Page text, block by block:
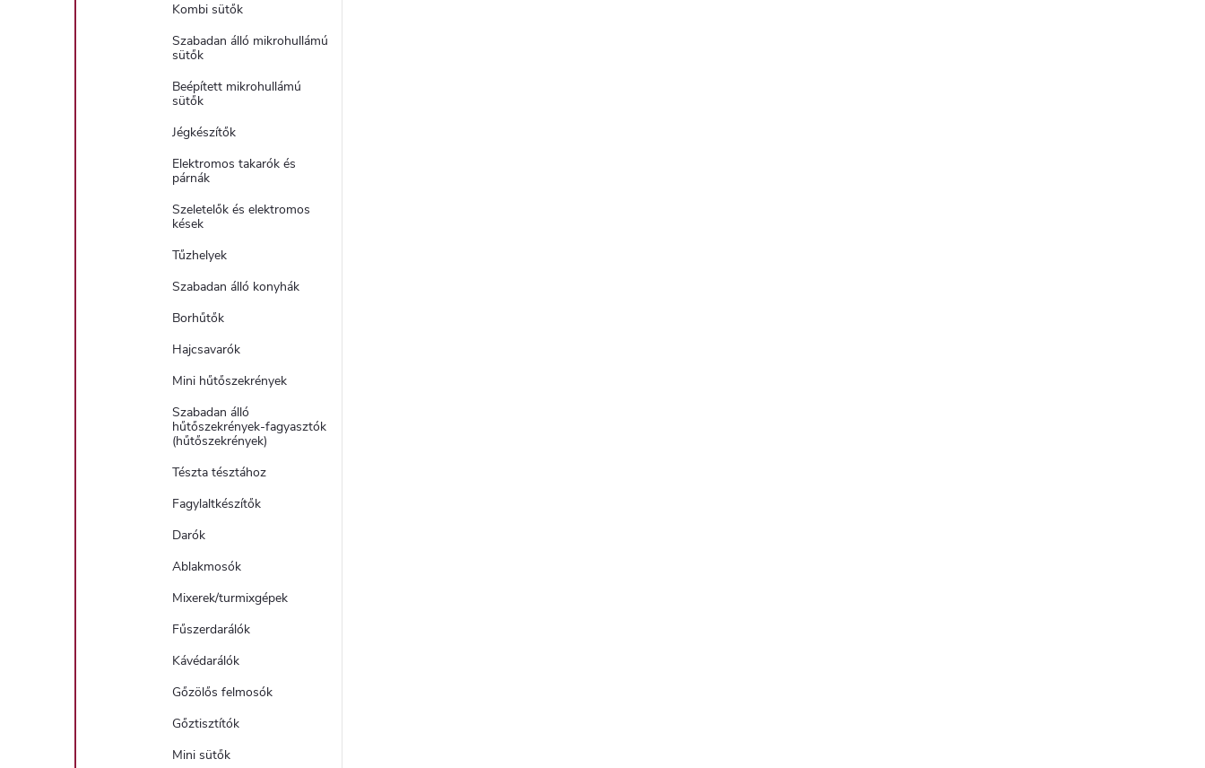
Kombi sütők
Szabadan álló mikrohullámú
sütők
Beépített mikrohullámú
sütők
Jégkészítők
Elektromos takarók és
párnák
Szeletelők és elektromos
kések
Tűzhelyek
Szabadan álló konyhák
Borhűtők
Hajcsavarók
Mini hűtőszekrények
Szabadan álló
hűtőszekrények-fagyasztók
(hűtőszekrények)
Tészta tésztához
Fagylaltkészítők
Darók
Ablakmosók
Mixerek/turmixgépek
Fűszerdarálók
Kávédarálók
Gőzölős felmosók
Gőztisztítók
Mini sütők